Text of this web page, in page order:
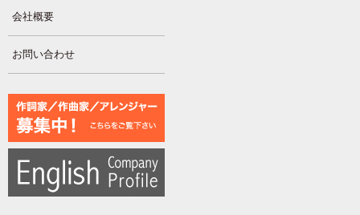
会社概要
お問い合わせ